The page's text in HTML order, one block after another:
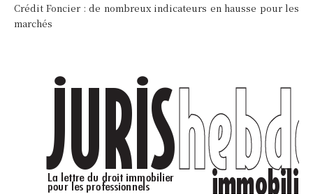
Crédit Foncier : de nombreux indicateurs en hausse pour les
marchés
JURIS
La lettre du droit immobilier
pour les professionnels
.
.